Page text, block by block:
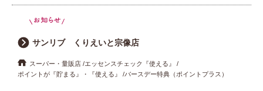
サンリブ くりえいと宗像店
スーパー・量販店 エッセンスチェック『使える』
ポイントが『貯まる』・『使える』
バースデー特典（ポイントプラス）